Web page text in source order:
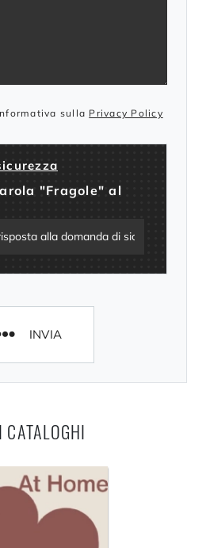
sulla Privacy Policy
"Fragole" al
INVIA